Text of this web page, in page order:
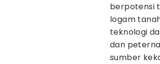
berpotensi
logam
teknologi
dan
sumber